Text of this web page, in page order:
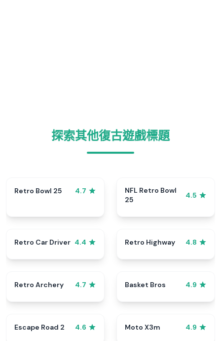
探索其他復古遊戲標題
Retro Bowl 25 4.7
NFL Retro Bowl
25
4.5
Retro Car Driver 4.4 Retro Highway 4.8
Retro Archery 4.7 Basket Bros 4.9
Escape Road 2 4.6 Moto X3m 4.9